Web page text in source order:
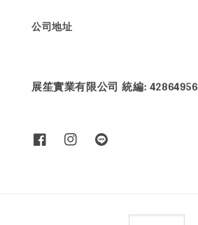
公司地址
展笙實業有限公司 統編: 42864956